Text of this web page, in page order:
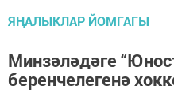
ЯҢАЛЫКЛАР ЙОМГАГЫ
Минзәләдәге
беренчелегенә